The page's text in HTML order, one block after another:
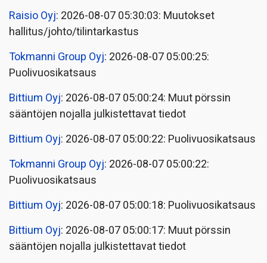
Raisio Oyj: 2026-08-07 05:30:03: Muutokset
hallitus/johto/tilintarkastus
Tokmanni Group Oyj: 2026-08-07 05:00:25:
Puolivuosikatsaus
Bittium Oyj: 2026-08-07 05:00:24: Muut pörssin
sääntöjen nojalla julkistettavat tiedot
Bittium Oyj: 2026-08-07 05:00:22: Puolivuosikatsaus
Tokmanni Group Oyj: 2026-08-07 05:00:22:
Puolivuosikatsaus
Bittium Oyj: 2026-08-07 05:00:18: Puolivuosikatsaus
Bittium Oyj: 2026-08-07 05:00:17: Muut pörssin
sääntöjen nojalla julkistettavat tiedot